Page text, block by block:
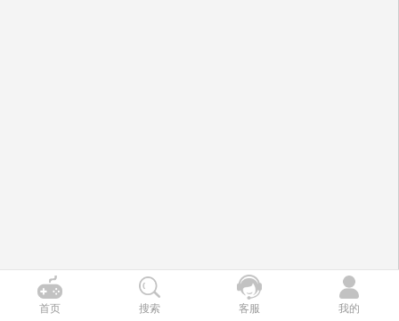
首页 搜索 客服 我的